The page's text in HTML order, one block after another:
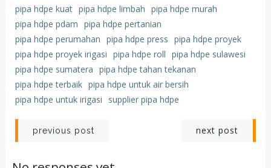
pipa hdpe kuat pipa hdpe limbah pipa hdpe murah
pipa hdpe pdam pipa hdpe pertanian
pipa hdpe perumahan pipa hdpe press pipa hdpe proyek
pipa hdpe proyek irigasi pipa hdpe roll pipa hdpe sulawesi
pipa hdpe sumatera pipa hdpe tahan tekanan
pipa hdpe terbaik pipa hdpe untuk air bersih
pipa hdpe untuk irigasi
supplier pipa hdpe
Post
previous post next post